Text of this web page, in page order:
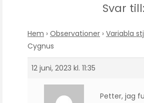
Svar
Hem › Observationer › Variabla
Cygnus
12 juni, 2023 kl. 11:35
Petter, jag